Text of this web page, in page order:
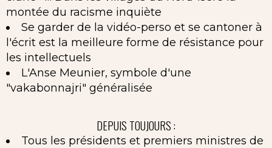
montée du racisme inquiète
Se garder de la vidéo-perso et se cantoner à
l'écrit est la meilleure forme de résistance pour
les intellectuels
L'Anse Meunier, symbole d'une
"vakabonnajri" généralisée
DEPUIS TOUJOURS :
Tous les présidents et premiers ministres de